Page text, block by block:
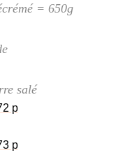
= 650g
salé